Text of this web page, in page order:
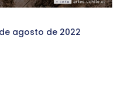
agosto de 2022